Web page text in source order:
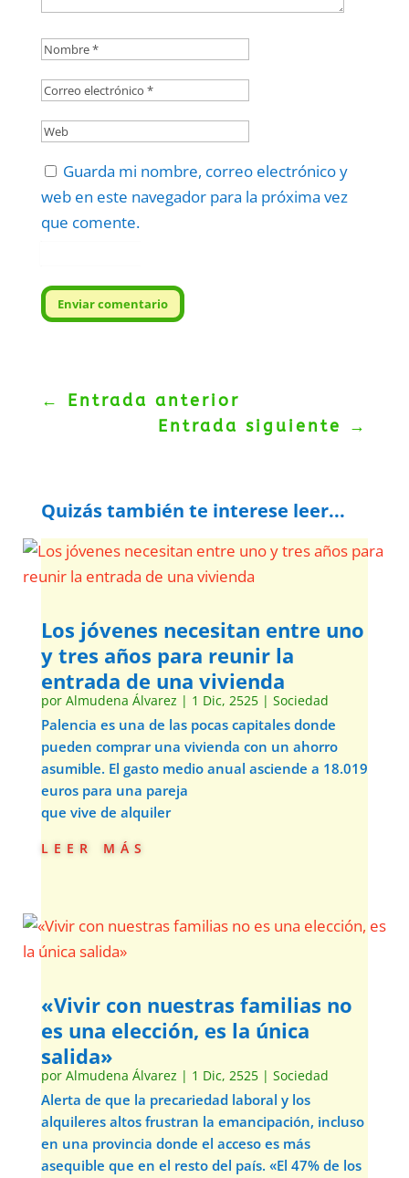
Guarda mi nombre, correo electrónico y
web en este navegador para la próxima vez
que comente.
Enviar comentario
← Entrada anterior
Entrada siguiente
→
Quizás también te interese leer...
Los jóvenes necesitan entre uno
y tres años para reunir la
entrada de una vivienda
por Almudena Álvarez | 1 Dic, 2525| Sociedad
Palencia es una de las pocas capitales donde
pueden comprar una vivienda con un ahorro
asumible. El gasto medio anual asciende a 18.019
euros para una pareja
que vive de alquiler
leer más
«Vivir con nuestras familias no
es una elección, es la única
salida»
por Almudena Álvarez | 1 Dic, 2525| Sociedad
Alerta de que la precariedad laboral y los
alquileres altos frustran la emancipación, incluso
en una provincia donde el acceso es más
asequible que en el resto del país. «El 47% de los